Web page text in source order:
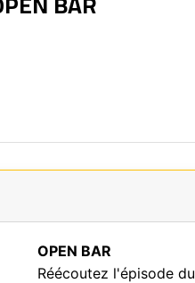
OPEN BAR
Réécoutez l'épisode du